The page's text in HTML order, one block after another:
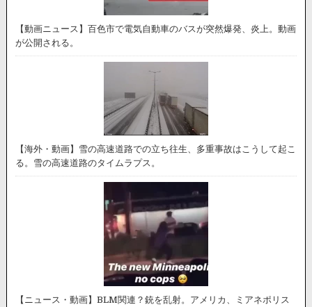
【動画ニュース】百色市で電気自動車のバスが突然爆発、炎上。動画
が公開される。
【海外・動画】雪の高速道路での立ち往生、多重事故はこうして起こ
る。雪の高速道路のタイムラプス。
【ニュース・動画】BLM関連？銃を乱射。アメリカ、ミアネポリス